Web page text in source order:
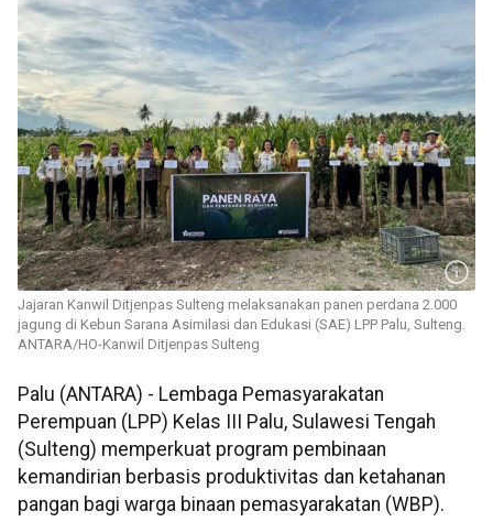
Jajaran Kanwil Ditjenpas Sulteng melaksanakan panen perdana 2.000
jagung di Kebun Sarana Asimilasi dan Edukasi (SAE) LPP Palu, Sulteng.
ANTARA/HO-Kanwil Ditjenpas Sulteng
Palu (ANTARA) - Lembaga Pemasyarakatan
Perempuan (LPP) Kelas III Palu, Sulawesi Tengah
(Sulteng) memperkuat program pembinaan
kemandirian berbasis produktivitas dan ketahanan
pangan bagi warga binaan pemasyarakatan (WBP).